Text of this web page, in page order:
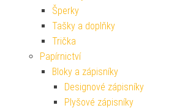
Šperky
Tašky a doplňky
Trička
Papírnictví
Bloky a zápisníky
Designové zápisníky
Plyšové zápisníky